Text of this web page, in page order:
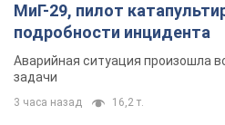
МиГ-29, пилот
подробности инцидента
Аварийная ситуация произошла
задачи
3 часа назад 16,2 т.